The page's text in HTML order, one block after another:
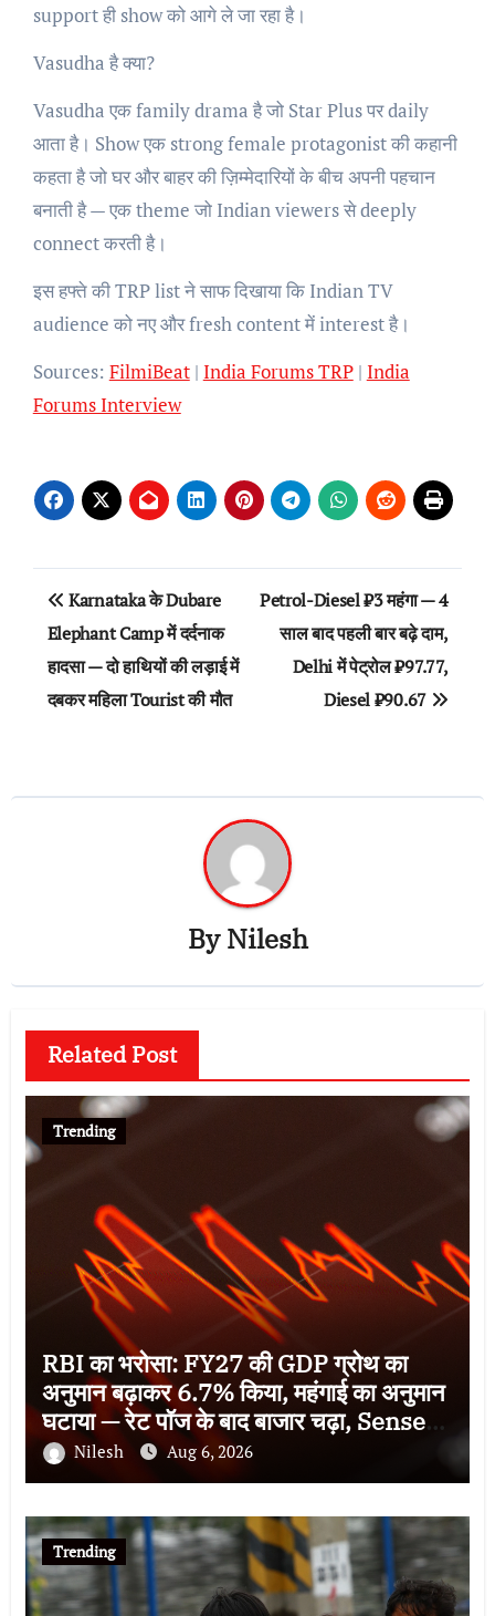
support ही show को आगे ले जा रहा है।
Vasudha है क्या?
Vasudha एक family drama है जो Star Plus पर daily
आता है। Show एक strong female protagonist की कहानी
कहता है जो घर और बाहर की ज़िम्मेदारियों के बीच अपनी पहचान
बनाती है — एक theme जो Indian viewers से deeply
connect करती है।
इस हफ्ते की TRP list ने साफ दिखाया कि Indian TV
audience को नए और fresh content में interest है।
Sources: FilmiBeat| India Forums TRP| India
Forums Interview
Post
navigation
Karnataka के Dubare
Elephant Camp में दर्दनाक
हादसा — दो हाथियों की लड़ाई में
दबकर महिला Tourist की मौत
Petrol-Diesel ₹3 महंगा — 4
साल बाद पहली बार बढ़े दाम,
Delhi में पेट्रोल ₹97.77,
Diesel ₹90.67
ByNilesh
Related Post
Trending
RBI का भरोसा: FY27 की GDP ग्रोथ का
अनुमान बढ़ाकर 6.7% किया, महंगाई का अनुमान
घटाया — रेट पॉज के बाद बाजार चढ़ा, Sensex
78,581 पर बंद
Nilesh Aug 6, 2026
Trending